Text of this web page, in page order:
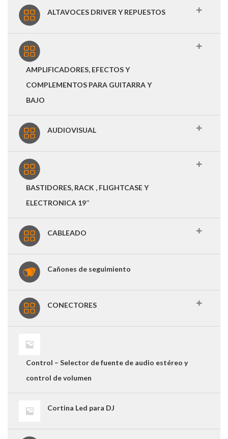
ALTAVOCES DRIVER Y REPUESTOS
AMPLIFICADORES, EFECTOS Y
COMPLEMENTOS PARA GUITARRA Y
BAJO
AUDIOVISUAL
BASTIDORES, RACK , FLIGHTCASE Y
ELECTRONICA 19″
CABLEADO
Cañones de seguimiento
CONECTORES
Control – Selector de fuente de audio estéreo y
control de volumen
Cortina Led para DJ